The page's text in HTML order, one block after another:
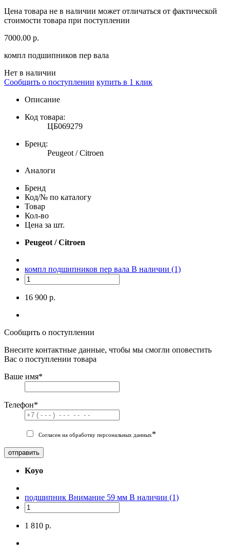
Цена товара не в наличии может отличаться от фактической
стоимости товара при поступлении
7000.00 р.
компл подшипников пер вала
Нет в наличии
Сообщить о поступлении купить в 1 клик
Описание
Код товара:
ЦБ069279
Бренд:
Peugeot / Citroen
Аналоги
Бренд
Код/№ по каталогу
Товар
Кол-во
Цена за шт.
Peugeot / Citroen
компл подшипников пер вала В наличии (1)
16 900 р.
Сообщить о поступлении
Внесите контактные данные, чтобы мы смогли оповестить
Вас о поступлении товара
Ваше имя*
Телефон*
Согласен на обработку персональных данных*
отправить
Koyo
подшипник Внимание 59 мм В наличии (1)
1 810 р.